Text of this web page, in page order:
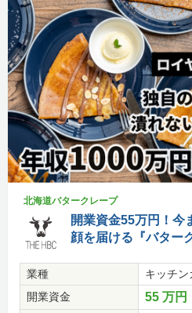
北海道バタークレープ
開業資金55万円！今
顔を届ける『バター
業種
キッチン
開業資金
55 万円